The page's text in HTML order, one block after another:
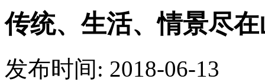
传统、生活、情景尽
发布时间: 2018-06-13